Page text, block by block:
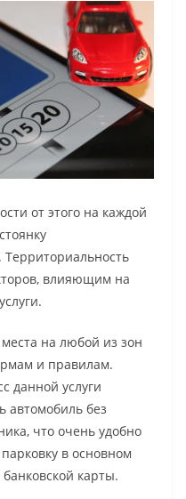
от этого на каждой
Территориальность
влияющим на
на любой из зон
и правилам.
данной услуги
автомобиль без
что очень удобно
в основном
карты.